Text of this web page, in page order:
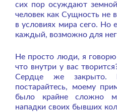
сих пор осуждают
человек как Сущность не
в условиях мира сего. Но
каждый, возможно для
Не просто люди, я говорю
что внутри у вас
Сердце же закрыто.
постарайтесь, моему
было крайне сложно
нападки своих бывших